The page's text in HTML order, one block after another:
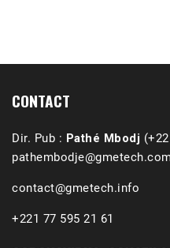
CONTACT
Dir. Pub : Pathé Mbodj
contact@gmetech.info
+221 77 595 21 61